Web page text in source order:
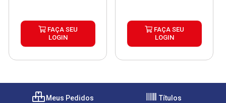
FAÇA SEU
LOGIN
FAÇA SEU
LOGIN
Meus Pedidos Títulos